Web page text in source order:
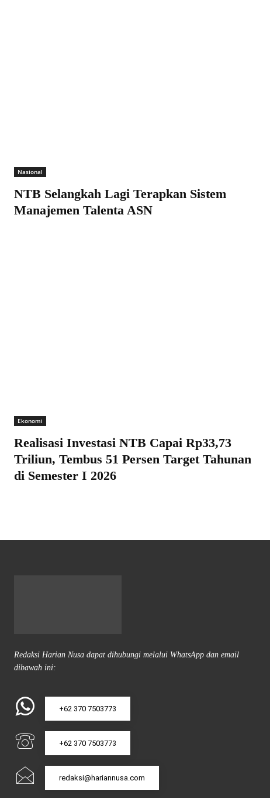
Nasional
NTB Selangkah Lagi Terapkan Sistem
Manajemen Talenta ASN
Ekonomi
Realisasi Investasi NTB Capai Rp33,73
Triliun, Tembus 51 Persen Target Tahunan
di Semester I 2026
Redaksi Harian Nusa dapat dihubungi melalui WhatsApp dan email
dibawah ini:
+62 370 7503773
+62 370 7503773
redaksi@hariannusa.com